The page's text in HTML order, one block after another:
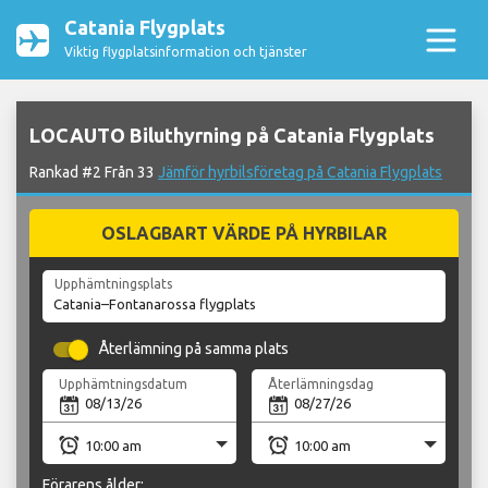
Catania Flygplats
Viktig flygplatsinformation och tjänster
LOCAUTO Biluthyrning på Catania Flygplats
Rankad #2 Från 33 Jämför hyrbilsföretag på Catania Flygplats
OSLAGBART VÄRDE PÅ HYRBILAR
Upphämtningsplats
Återlämning på samma plats
Upphämtningsdatum Återlämningsdag